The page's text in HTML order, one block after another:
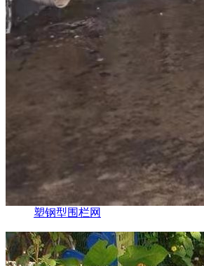
塑钢型围栏网